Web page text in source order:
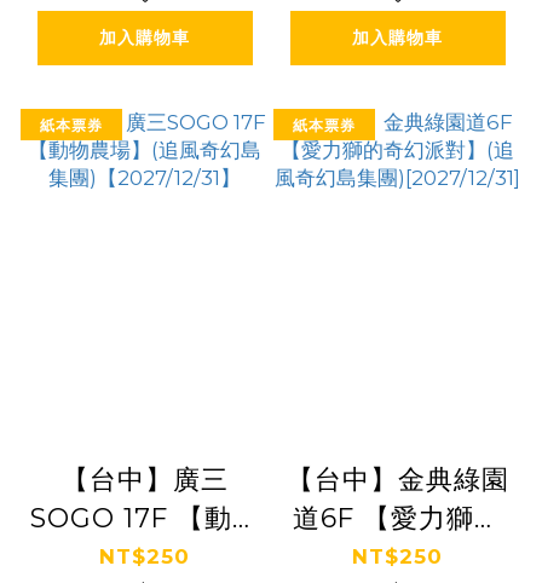
加入購物車 加入購物車
紙本票券
【台中】廣三
SOGO 17F 【動物
農場】(追風奇幻
NT$250
紙本票券
【台中】金典綠園
道6F 【愛力獅的
奇幻派對】(追風
NT$250